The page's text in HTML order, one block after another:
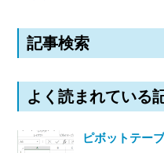
記事検索
よく読まれている
ピボットテー